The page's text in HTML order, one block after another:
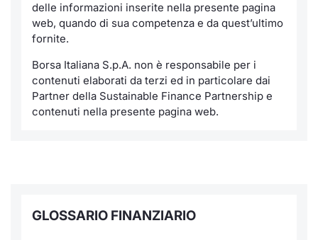
delle informazioni inserite nella presente pagina
web, quando di sua competenza e da quest’ultimo
fornite.
Borsa Italiana S.p.A. non è responsabile per i
contenuti elaborati da terzi ed in particolare dai
Partner della Sustainable Finance Partnership e
contenuti nella presente pagina web.
GLOSSARIO FINANZIARIO